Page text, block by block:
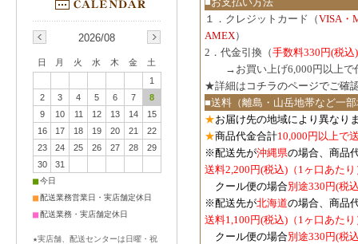
１．クレジットカード（VISA・
AMEX）
2．代金引換（手数料330円(税込)
→お買い上げ6,000円以上で
★詳細は コチラのページでご確
■送料（離島・山岳地帯など一
★お届け先の地域により異なり
★商品代金合計10,000円以上で
※配送先が沖縄県の場合、商品
送料2,200円(税込)（1ヶ口あたり
クール便の場合別途330円(税
※配送先が北海道の場合、商品
送料1,100円(税込) （1ヶ口あた
クール便の場合別途330円(税
2026/08
日 月 火 水 木 金
土
1
2
3 4 5 6 7
8
9
10 11 12 13 14
15
16
17 18 19 20 21
22
23
24 25 26 27 28
29
30
31
■今日
■配送業務営業日・実店舗定休日
■配送業務・実店舗定休日
★実店舗、配送センターは日曜・祝